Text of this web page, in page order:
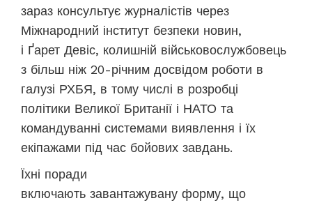
зараз консультує журналістів через
Міжнародний інститут безпеки новин,
і Ґарет Девіс, колишній військовослужбовець
з більш ніж 20-річним досвідом роботи в
галузі РХБЯ, в тому числі в розробці
політики Великої Британії і НАТО та
командуванні системами виявлення і їх
екіпажами під час бойових завдань.
Їхні поради
включають завантажувану форму, що